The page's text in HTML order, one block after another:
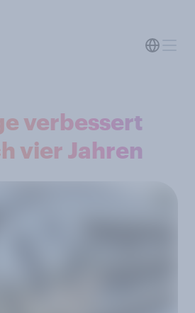
verbessert
vier Jahren